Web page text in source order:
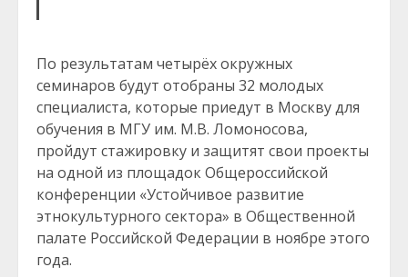
По результатам четырёх окружных
семинаров будут отобраны 32 молодых
специалиста, которые приедут в Москву для
обучения в МГУ им. М.В. Ломоносова,
пройдут стажировку и защитят свои проекты
на одной из площадок Общероссийской
конференции «Устойчивое развитие
этнокультурного сектора» в Общественной
палате Российской Федерации в ноябре этого
года.